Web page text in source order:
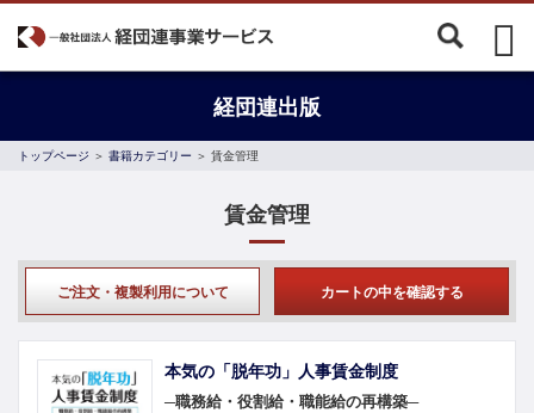
経団連出版
トップページ ＞ 書籍カテゴリー ＞ 賃金管理
賃金管理
ご注文・複製利用について カートの中を確認する
本気の「脱年功」人事賃金制度
─職務給・役割給・職能給の再構築─